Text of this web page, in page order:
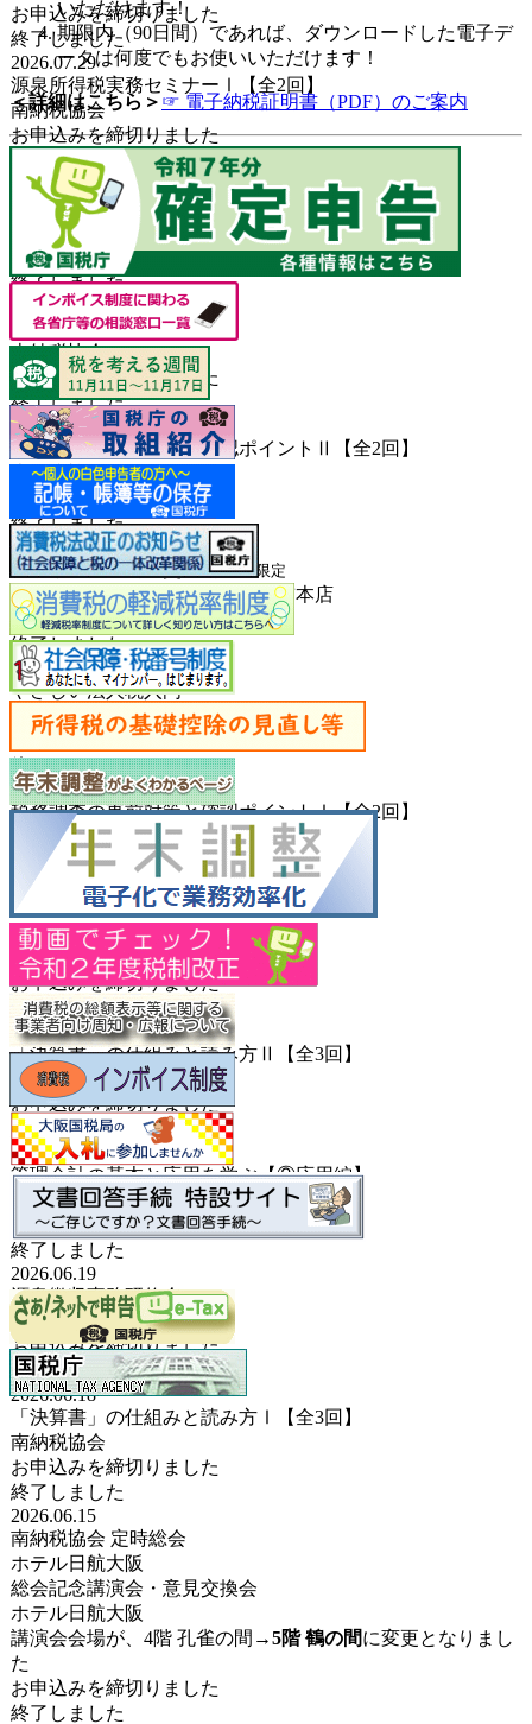
お申込みを締切りました
終了しました
2026.07.29
源泉所得税実務セミナーⅠ【全2回】
南納税協会
お申込みを締切りました
終了しました
2026.07.28
「決算書」の仕組みと読み方Ⅲ【全3回】
南納税協会
お申込みを締切りました
終了しました
2026.07.24
決算期別説明会
南納税協会
お申込みを締切りました
終了しました
2026.07.22
税務調査の事前対策と確認ポイントⅡ【全2回】
南納税協会
お申込みを締切りました
終了しました
2026.07.17
ボウリング大会・交流会会員限定
ラウンドワン千日前・千房千日前本店
お申込みを締切りました
終了しました
2026.07.15
やさしい法人税入門
南納税協会
お申込みを締切りました
終了しました
2026.07.09
税務調査の事前対策と確認ポイントⅠ【全2回】
南納税協会
お申込みを締切りました
終了しました
2026.07.08
電話応対研修
南納税協会
お申込みを締切りました
終了しました
2026.07.07
「決算書」の仕組みと読み方Ⅱ【全3回】
南納税協会
お申込みを締切りました
終了しました
2026.06.23
管理会計の基本と応用を学ぶ【②応用編】
南納税協会
お申込みを締切りました
終了しました
2026.06.19
源泉徴収事務研修会
南納税協会
お申込みを締切りました
終了しました
2026.06.18
「決算書」の仕組みと読み方Ⅰ【全3回】
南納税協会
お申込みを締切りました
終了しました
2026.06.15
南納税協会 定時総会
ホテル日航大阪
総会記念講演会・意見交換会
ホテル日航大阪
講演会会場が、4階 孔雀の間→5階 鶴の間に変更となりまし
た
お申込みを締切りました
終了しました
いただけます！
期限内（90日間）であれば、ダウンロードした電子デ
ータは何度でもお使いいただけます！
＜詳細はこちら＞ ☞ 電子納税証明書（PDF）のご案内